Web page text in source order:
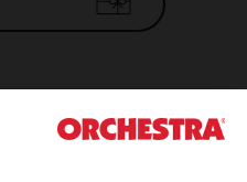
de venta
ofertas actuales